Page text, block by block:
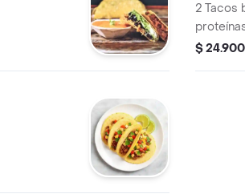
2 Tacos
$ 24.900